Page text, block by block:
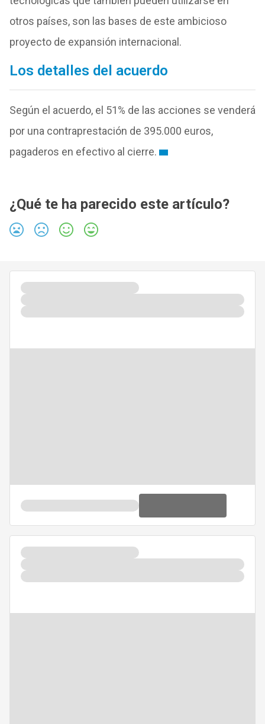
otros países, son las bases de este ambicioso
proyecto de expansión internacional.
Los detalles del acuerdo
Según el acuerdo, el 51% de las acciones se venderá
por una contraprestación de 395.000 euros,
pagaderos en efectivo al cierre.
¿Qué te ha parecido este artículo?